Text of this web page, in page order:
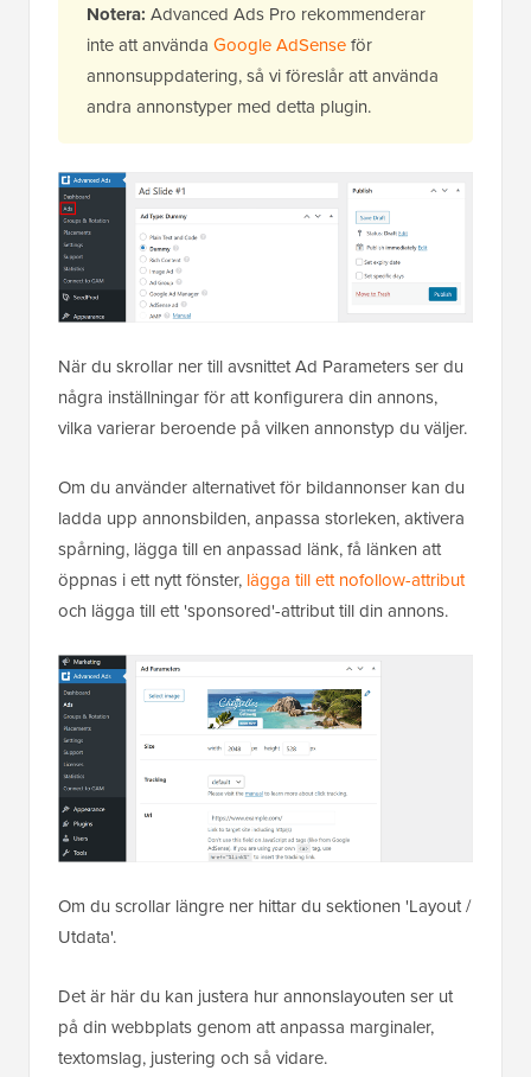
Notera: Advanced Ads Pro rekommenderar
inte att använda Google AdSenseför
annonsuppdatering, så vi föreslår att använda
andra annonstyper med detta plugin.
När du skrollar ner till avsnittet Ad Parameters ser du
några inställningar för att konfigurera din annons,
vilka varierar beroende på vilken annonstyp du väljer.
Om du använder alternativet för bildannonser kan du
ladda upp annonsbilden, anpassa storleken, aktivera
spårning, lägga till en anpassad länk, få länken att
öppnas i ett nytt fönster, lägga till ett nofollow-attribut
och lägga till ett 'sponsored'-attribut till din annons.
Om du scrollar längre ner hittar du sektionen 'Layout /
Utdata'.
Det är här du kan justera hur annonslayouten ser ut
på din webbplats genom att anpassa marginaler,
textomslag, justering och så vidare.